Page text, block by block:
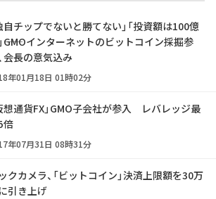
自チップでないと勝てない」「投資額は100億
――GMOインターネットのビットコイン採掘参
会長の意気込み
年01月18日 01時02分
想通貨FX」GMO子会社が参入 レバレッジ最
倍
年07月31日 08時31分
クカメラ、「ビットコイン」決済上限額を30万
引き上げ